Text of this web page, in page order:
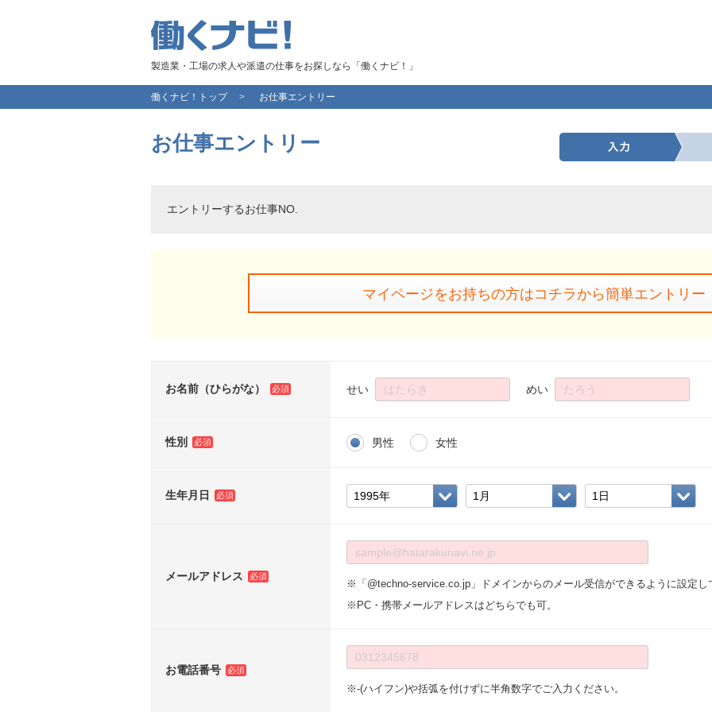
製造業・工場の求人や派遣の仕事をお探しなら「働くナビ！」
働くナビ！トップ お仕事エントリー
お仕事エントリー
エントリーするお仕事NO.
マイページをお持ちの方はコチラから簡単エントリー
お名前（ひらがな） せい めい
性別 男性 女性
生年月日
メールアドレス
※「@techno-service.co.jp」ドメインからのメール受信ができるように設定し
※PC・携帯メールアドレスはどちらでも可。
お電話番号
※-(ハイフン)や括弧を付けずに半角数字でご入力ください。